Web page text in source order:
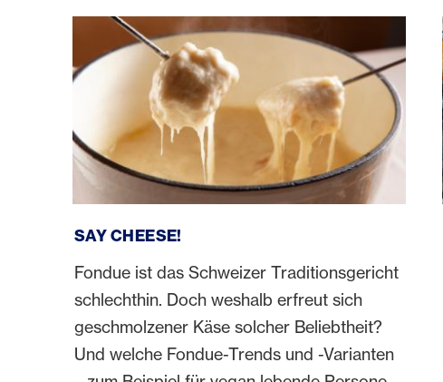
SAY CHEESE!
Fondue ist das Schweizer Traditionsgericht
schlechthin. Doch weshalb erfreut sich
geschmolzener Käse solcher Beliebtheit?
Und welche Fondue-Trends und -Varianten